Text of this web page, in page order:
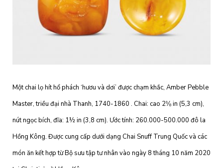
Một chai lọ hít hổ phách ‘hươu và dơi’ được chạm khắc, Amber Pebble
Master, triều đại nhà Thanh, 1740-1860 . Chai: cao 2⅛ in (5,3 cm),
nút ngọc bích, đĩa: 1½ in (3,8 cm). Ước tính: 260.000-500.000 đô la
Hồng Kông. Được cung cấp dưới dạng Chai Snuff Trung Quốc và các
món ăn kết hợp từ Bộ sưu tập tư nhân vào ngày 8 tháng 10 năm 2020